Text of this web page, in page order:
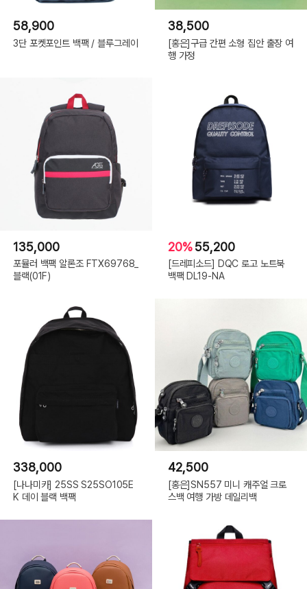
58,900
3단 포켓포인트 백팩 / 블루그레이
38,500
[홍은]구급 간편 소형 집안 출장 여
행 가정
135,000
포뮬러 백팩 알론조 FTX69768_
블랙(01F)
20%55,200
[드레피소드] DQC 로고 노트북
백팩 DL19-NA
338,000
[나나미카] 25SS S25SO105E
K 데이 블랙 백팩
42,500
[홍은]SN557 미니 캐주얼 크로
스백 여행 가방 데일리백